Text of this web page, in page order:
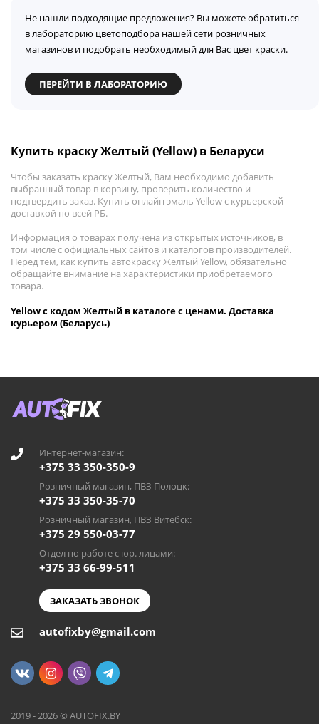
Не нашли подходящие предложения? Вы можете обратиться
в лабораторию цветоподбора нашей сети розничных
магазинов и подобрать необходимый для Вас цвет краски.
ПЕРЕЙТИ В ЛАБОРАТОРИЮ
Купить краску Желтый (Yellow) в Беларуси
Чтобы заказать краску Желтый, Вам необходимо добавить
выбранный товар в корзину, проверить количество и
подтвердить заказ. Купить онлайн эмаль Yellow с курьерской
доставкой по всей РБ.
Информация о товарах получена из открытых источников, в
том числе с официальных сайтов и каталогов производителей.
Перед тем, как купить автокраску Желтый Yellow, обязательно
обращайте внимание на характеристики приобретаемого
товара.
Yellow с кодом Желтый в каталоге с ценами. Доставка
курьером (Беларусь)
Интернет-магазин:
+375 33 350-350-9
Розничный магазин, ПВЗ Полоцк:
+375 33 350-35-70
Розничный магазин, ПВЗ Витебск:
+375 29 550-03-77
Отдел по работе с юр. лицами:
+375 33 66-99-511
ЗАКАЗАТЬ ЗВОНОК
autofixby@gmail.com
2019 - 2026 © AUTOFIX.BY